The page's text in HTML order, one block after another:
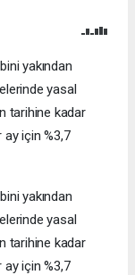
yakından
yasal
tarihine kadar
için %3,7
yakından
yasal
tarihine kadar
için %3,7